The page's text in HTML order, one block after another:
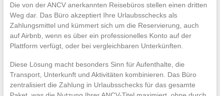
Die von der ANCV anerkannten Reisebüros stellen einen dritten
Weg dar. Das Büro akzeptiert Ihre Urlaubsschecks als
Zahlungsmittel und kümmert sich um die Reservierung, auch
auf Airbnb, wenn es über ein professionelles Konto auf der
Plattform verfügt, oder bei vergleichbaren Unterkünften.
Diese Lösung macht besonders Sinn für Aufenthalte, die
Transport, Unterkunft und Aktivitäten kombinieren. Das Büro
zentralisiert die Zahlung in Urlaubsschecks für das gesamte